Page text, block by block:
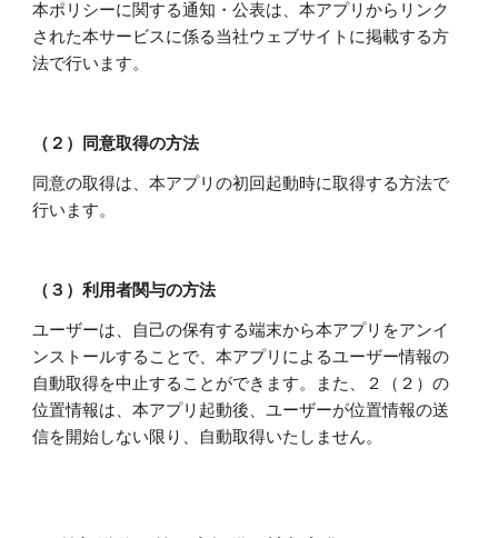
本ポリシーに関する通知・公表は、本アプリからリンク
された本サービスに係る当社ウェブサイトに掲載する方
法で行います。
（２）同意取得の方法
同意の取得は、本アプリの初回起動時に取得する方法で
行います。
（３）利用者関与の方法
ユーザーは、自己の保有する端末から本アプリをアンイ
ンストールすることで、本アプリによるユーザー情報の
自動取得を中止することができます。また、２（２）の
位置情報は、本アプリ起動後、ユーザーが位置情報の送
信を開始しない限り、自動取得いたしません。